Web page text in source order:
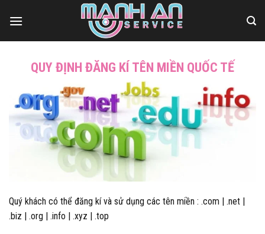
qua
QUY ĐỊNH ĐĂNG KÍ TÊN MIỀN QUỐC TẾ
Quý khách có thể đăng kí và sử dụng các tên miền : .com | .net |
.biz | .org | .info | .xyz | .top